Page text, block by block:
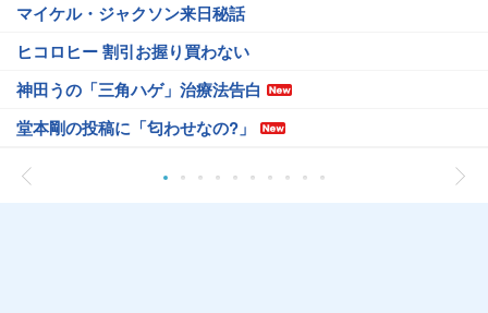
マイケル・ジャクソン来日秘話
ヒコロヒー 割引お握り買わない
神田うの「三角ハゲ」治療法告白
堂本剛の投稿に「匂わせなの?」